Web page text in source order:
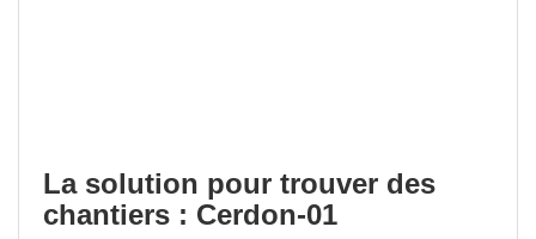
La solution pour trouver des
chantiers : Cerdon-01